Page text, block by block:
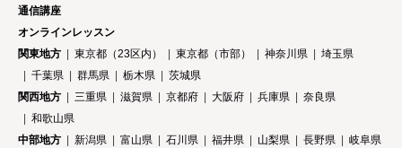
通信講座
オンラインレッスン
関東地方
東京都（23区内） 東京都（市部） 神奈川県
埼玉県
千葉県
群馬県 栃木県
茨城県
関西地方
三重県 滋賀県 京都府 大阪府 兵庫県
奈良県
和歌山県
中部地方
新潟県 富山県 石川県 福井県 山梨県 長野県
岐阜県